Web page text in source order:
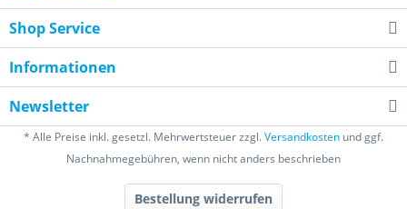
Shop Service
Informationen
Newsletter
* Alle Preise inkl. gesetzl. Mehrwertsteuer zzgl.Versandkosten und ggf.
Nachnahmegebühren, wenn nicht anders beschrieben
Bestellung widerrufen